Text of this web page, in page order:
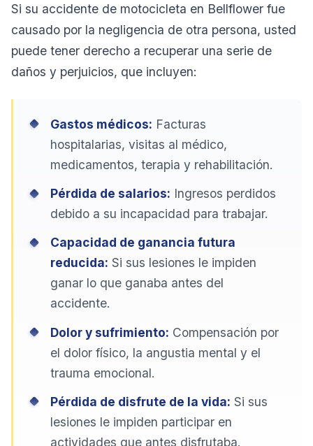
Si su accidente de motocicleta en Bellflower fue
causado por la negligencia de otra persona, usted
puede tener derecho a recuperar una serie de
daños y perjuicios, que incluyen:
Gastos médicos: Facturas
hospitalarias, visitas al médico,
medicamentos, terapia y rehabilitación.
Pérdida de salarios: Ingresos perdidos
debido a su incapacidad para trabajar.
Capacidad de ganancia futura
reducida: Si sus lesiones le impiden
ganar lo que ganaba antes del
accidente.
Dolor y sufrimiento: Compensación por
el dolor físico, la angustia mental y el
trauma emocional.
Pérdida de disfrute de la vida: Si sus
lesiones le impiden participar en
actividades que antes disfrutaba.